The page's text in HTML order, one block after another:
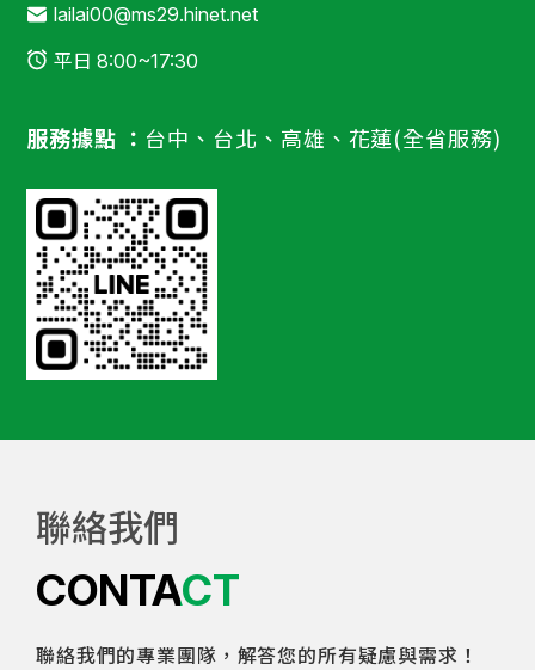
lailai00@ms29.hinet.net
平日 8:00~17:30
服務據點 ： 台中、台北、高雄、花蓮(全省服務)
聯絡我們
CONTACT
聯絡我們的專業團隊，解答您的所有疑慮與需求！